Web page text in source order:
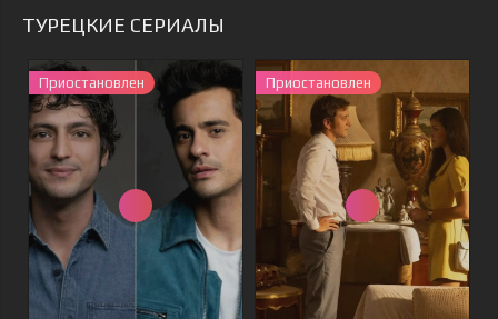
ТУРЕЦКИЕ СЕРИАЛЫ
Приостановлен Приостановлен